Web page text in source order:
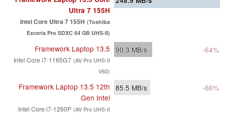
Ultra 7 155H
Intel Core Ultra 7 155H (Toshiba
Exceria Pro SDXC 64 GB UHS-II)
Framework Laptop 13.5
Intel Core i7-1165G7 (AV Pro UHS-II
V60)
90.3 MB/s -64%
Framework Laptop 13.5 12th
Gen Intel
Intel Core i7-1260P (AV Pro UHS-II
85.5 MB/s -66%